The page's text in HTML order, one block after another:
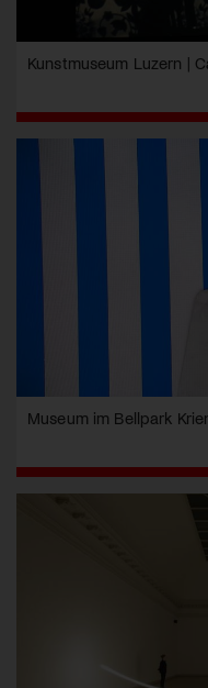
Kunstmuseum Luzern |
Museum im Bellpark